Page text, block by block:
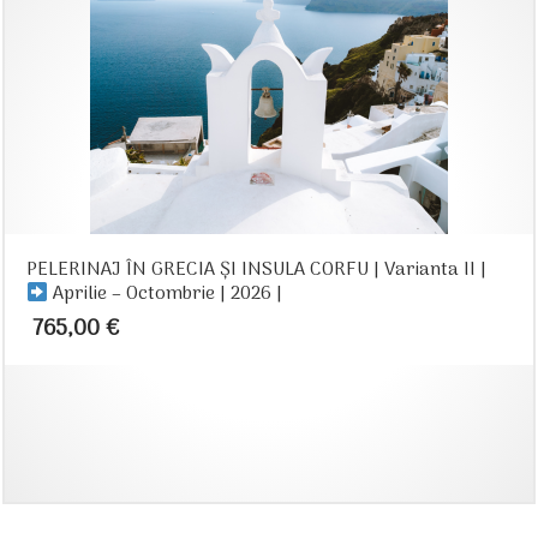
PELERINAJ ÎN GRECIA ŞI INSULA CORFU | Varianta II |
Aprilie – Octombrie | 2026 |
765,00€